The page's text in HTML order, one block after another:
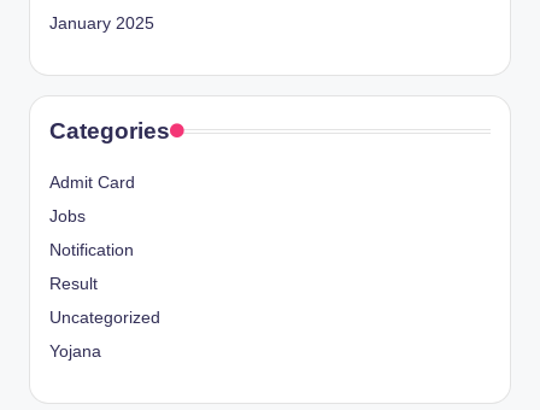
January 2025
Categories
Admit Card
Jobs
Notification
Result
Uncategorized
Yojana